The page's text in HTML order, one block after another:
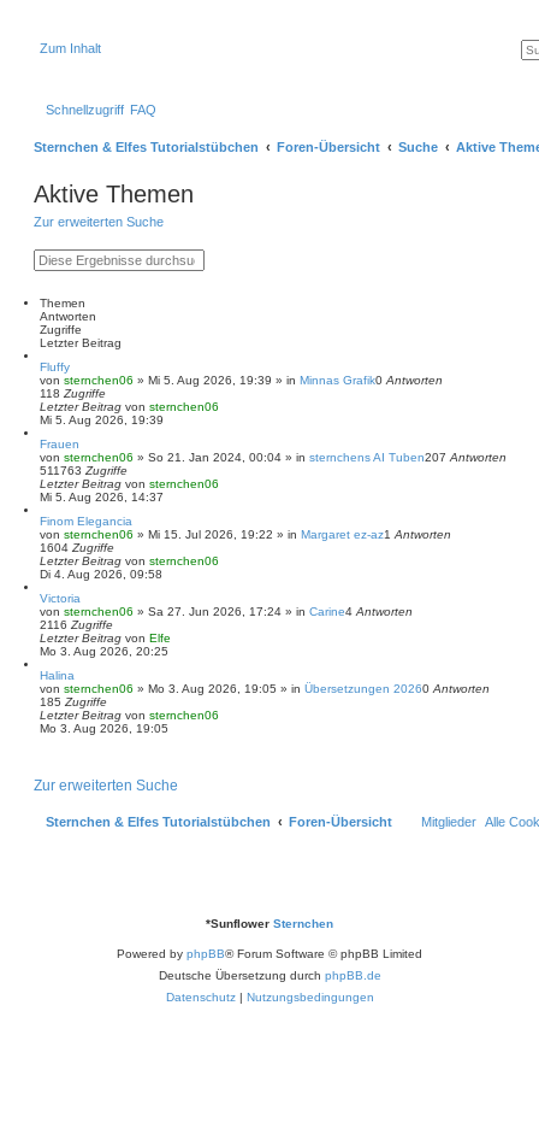
Zum Inhalt
Schnellzugriff FAQ
Sternchen & Elfes Tutorialstübchen Foren-Übersicht Suche Aktive
Aktive Themen
Zur erweiterten Suche
S
u
E
r
S
Themen
Antworten
Zugriffe
Letzter Beitrag
Fluffy
von sternchen06 » Mi 5. Aug 2026, 19:39 » in Minnas Grafik0 Antworten
118 Zugriffe
Letzter Beitrag von sternchen06
Mi 5. Aug 2026, 19:39
Frauen
von sternchen06 » So 21. Jan 2024, 00:04 » in sternchens AI Tuben207 Antworten
511763 Zugriffe
Letzter Beitrag von sternchen06
Mi 5. Aug 2026, 14:37
Finom Elegancia
von sternchen06 » Mi 15. Jul 2026, 19:22 » in Margaret ez-az1 Antworten
1604 Zugriffe
Letzter Beitrag von sternchen06
Di 4. Aug 2026, 09:58
Victoria
von sternchen06 » Sa 27. Jun 2026, 17:24 » in Carine4 Antworten
2116 Zugriffe
Letzter Beitrag von Elfe
Mo 3. Aug 2026, 20:25
Halina
von sternchen06 » Mo 3. Aug 2026, 19:05 » in Übersetzungen 20260 Antworten
185 Zugriffe
Letzter Beitrag von sternchen06
Mo 3. Aug 2026, 19:05
Zur erweiterten Suche
Sternchen & Elfes Tutorialstübchen Foren-Übersicht Alle
Mitglieder
*Sunflower Sternchen
Powered by phpBB® Forum Software © phpBB Limited
Deutsche Übersetzung durch phpBB.de
Datenschutz | Nutzungsbedingungen